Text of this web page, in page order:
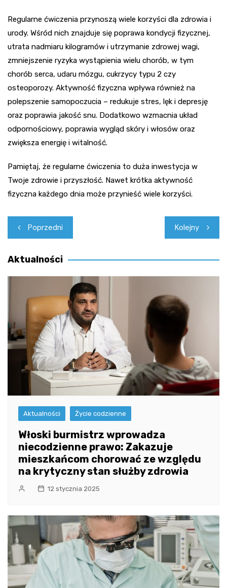
Regularne ćwiczenia przynoszą wiele korzyści dla zdrowia i
urody. Wśród nich znajduje się poprawa kondycji fizycznej,
utrata nadmiaru kilogramów i utrzymanie zdrowej wagi,
zmniejszenie ryzyka wystąpienia wielu chorób, w tym
chorób serca, udaru mózgu, cukrzycy typu 2 czy
osteoporozy. Aktywność fizyczna wpływa również na
polepszenie samopoczucia – redukuje stres, lęk i depresję
oraz poprawia jakość snu. Dodatkowo wzmacnia układ
odpornościowy, poprawia wygląd skóry i włosów oraz
zwiększa energię i witalność.
Pamiętaj, że regularne ćwiczenia to duża inwestycja w
Twoje zdrowie i przyszłość. Nawet krótka aktywność
fizyczna każdego dnia może przynieść wiele korzyści.
Nawigacja
wpisu
Poprzedni Kolejny
Aktualności
Aktualności Życie codzienne
Włoski burmistrz wprowadza
niecodzienne prawo: Zakazuje
mieszkańcom chorować ze względu
na krytyczny stan służby zdrowia
12 stycznia 2025